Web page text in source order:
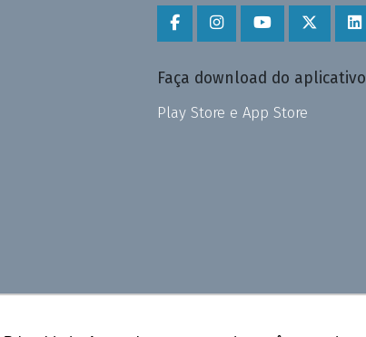
Faça download do aplicativo
Play Store e App Store